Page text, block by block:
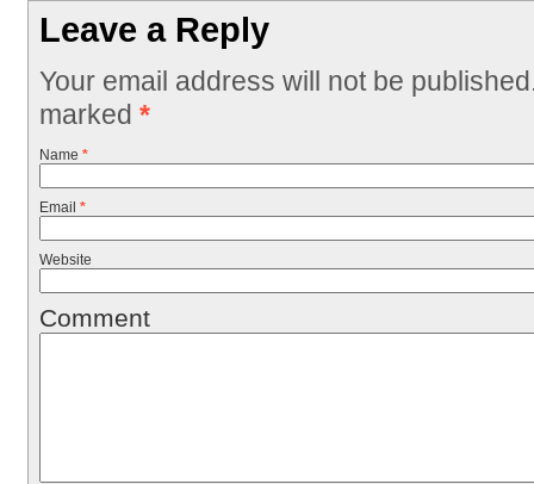
Leave a Reply
Your email address will not be
marked *
Name *
Email *
Website
Comment